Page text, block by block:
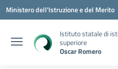
Vai ai contenuti
Vai al menu di navigazione
Vai al footer
Ministero dell'Istruzione e del Merito
Istituto statale di
superiore
Oscar Romero